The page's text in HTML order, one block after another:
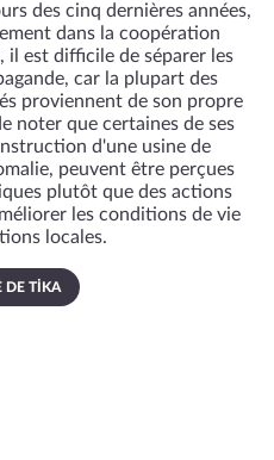
des cinq dernières années,
dans la coopération
est difficile de séparer les
car la plupart des
proviennent de son propre
noter que certaines de ses
d'une usine de
peuvent être perçues
plutôt que des actions
les conditions de vie
locales.
DE TİKA